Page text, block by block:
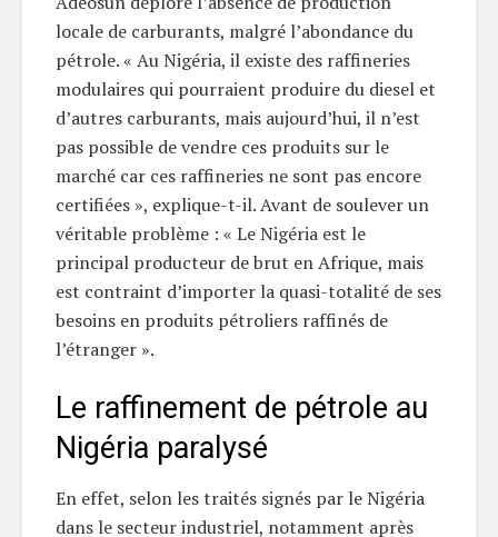
locale de carburants, malgré l’abondance du
pétrole. « Au Nigéria, il existe des raffineries
modulaires qui pourraient produire du diesel et
d’autres carburants, mais aujourd’hui, il n’est
pas possible de vendre ces produits sur le
marché car ces raffineries ne sont pas encore
certifiées », explique-t-il. Avant de soulever un
véritable problème : « Le Nigéria est le
principal producteur de brut en Afrique, mais
est contraint d’importer la quasi-totalité de ses
besoins en produits pétroliers raffinés de
l’étranger ».
Le raffinement de pétrole au
Nigéria paralysé
En effet, selon les traités signés par le Nigéria
dans le secteur industriel, notamment après